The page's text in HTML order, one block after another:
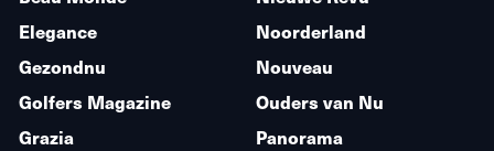
Elegance
Gezondnu
Golfers Magazine
Grazia
Noorderland
Nouveau
Ouders van Nu
Panorama